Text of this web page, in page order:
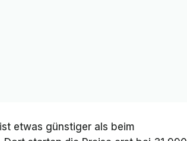
etwas günstiger als beim